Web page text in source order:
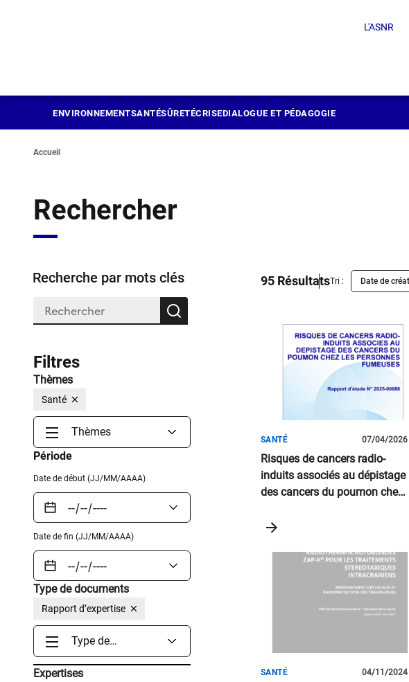
L'ASNR
ENVIRONNEMENTSANTÉSÛRETÉCRISEDIALOGUE ET PÉDAGOGIE
Accueil
Rechercher
Recherche par mots clés
Filtres
Thèmes
Santé
Thèmes
Période
Date de début (JJ/MM/AAAA)
Date de fin (JJ/MM/AAAA)
Type de documents
Rapport d’expertise
Type de
documents
Expertises
95 RésultatsTri :
Liste
Résultats
Risques de cancers radio-
induits associés au dépistage
des cancers du poumon chez
SANTÉ 07/04/2026
SANTÉ 04/11/2024